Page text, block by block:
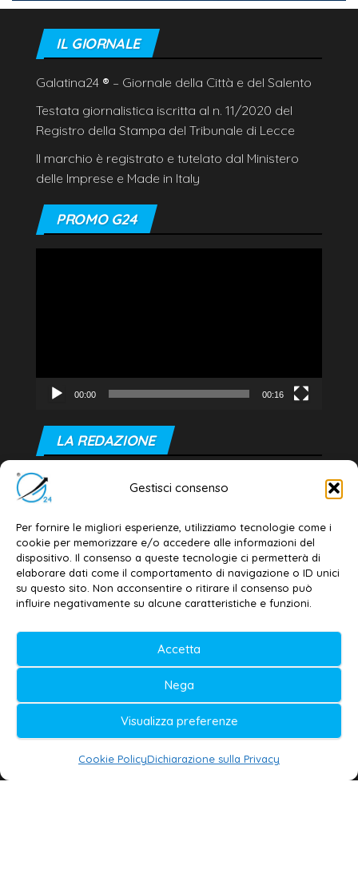
Gestisci consenso
Per fornire le migliori esperienze, utilizziamo tecnologie come i
cookie per memorizzare e/o accedere alle informazioni del
dispositivo. Il consenso a queste tecnologie ci permetterà di
elaborare dati come il comportamento di navigazione o ID unici
su questo sito. Non acconsentire o ritirare il consenso può
influire negativamente su alcune caratteristiche e funzioni.
Accetta
Nega
Visualizza preferenze
Cookie PolicyDichiarazione sulla Privacy
IL GIORNALE
Galatina24 ® – Giornale della Città e del Salento
Testata giornalistica iscritta al n. 11/2020 del
Registro della Stampa del Tribunale di Lecce
Il marchio è registrato e tutelato dal Ministero
delle Imprese e Made in Italy
PROMO G24
00:00 00:16
LA REDAZIONE
Editore e direttore responsabile:
Dott. Daniele G. Masciullo
Email: redazione@galatina24.it
Contatti –Disclaimer
Privacy policy –Cookie policy
Testata iscritta al n. 11/2020 Registro della
Stampa Tribunale di Lecce
Editore e direttore responsabile:
Daniele G. Masciullo